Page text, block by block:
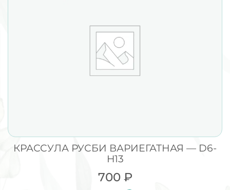
КРАССУЛА РУСБИ ВАРИЕГАТНАЯ — D6-
H13
700 ₽